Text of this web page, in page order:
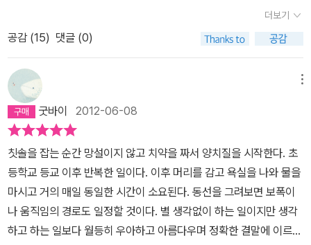
그녀의 이미지가 어쩌면 틀렸을지도 모른다는 예감이 드는 것이다.
또다시 전처를 찾아가 조언을 구해보지만, 이제 당신은 혼자야 라는
나였음을 어렴풋이 자각하는 토니 영감님. 대체 그의 기억들은 어디
까지 희석되어 있던 것인지.​카뮈와 니체를 읽는다던 절친의 독서 취
향에서 이미 그의 죽음은 예견되어 있었다. 윤리적 결정에 따른 행동
을 몸소 보여준 참 대단했던 친구. 자신보다 절친에게 끌렸던 전여친
이 이해가 안 될 것도 없었으나, 친구와의 비교로 심란해진 토니의 화
살은 어째서인지 V를 향하고만 있었다. 사실 이제 와서 지난 연인의
속을 뒤집고 치근덕대는 건 추잡한 복수심 따위가 아닌 그녀의 경멸
을 극복하기 위해서였다. 지금이라도 그녀가 자신을 잘못 보고 오해
했던 것으로 돌려놓고 싶어 했다. 그러나 자신이 저주했던 이의 불행
즐이 선명하게 보인다. 분명한 것은 << 예감은 틀리지 않는다 >> 라
는 의역 작명이 내용과는 전혀 어울리지 않는다는 점이다. 왜냐하면
주인공의 촉은 항상 틀렸기 때문이다. 차라리 << 그의 예감은 틀렸
다 >> 라고 의역해야 본문 내용과 일맥상통하는 구석이 있다. 주인공
은 모든 일에 둔해서 끝에 가서야 엄청난 사실을 깨닫게 된다. 나비의
날개짓이 걷잡을 수 없는 태풍이 되어 돌아왔다는 사실을 말이다. 그
러니까 원제 << THE SENSE OF AN ENDING >> 는 한치 앞도
못 보면서, 잘 알지도 못하면서, 난 참 빙딱'처럼 살았군요 ㅡ 라는 뉘
앙스'를 가진 제목이다. 굳이 직역이 아닌 의역을 할 바에는 << 나중
에 안 사실 >> 이나 << 뒤늦은 각성(예감) >> 이 적당할 것 같다. 아
님...... 말고 ! 소설 << 예감은 틀리지 않는다 >> 는 그리스 신화에 나
오는 벨레로폰의 편지 이야기를 차용한다. 편지'라는 소품은 배달 사
었다. 불취한 청춘이 보낸 답장이야 뻔하지 않겠는가. 험담 아닌 험담
을 늘어 놓았겠지. 더욱이 자신보다 잘난것 같은 에이드리언과 사귄
다니. 하지만 그것이 그의 자살 사유가 될 것이라고 생각하지 않았다.
왜냐하면 에이드리언은 그런 편지 따위는 그냥 아무렇지 않게 받아
들일 것이라고 생각, 예감했기 때문이다. 누구나 어느 유행가 가서처
럼 “시간을 돌릴 수만 있다면...”을 생각하게 된다. 그때 내가 좀 더 침
착하게 혹은 여유롭게, 때로는 차분하고 너그럽게 생각했다면 그런
어리석은 행동은 하지 않았을 텐데 생각할 것이다. 하지만 그런 만약
에 라는 얘기는 필요 없는 것이다. 토니가 신중하게 에이드리언에게
편지를 썼다면 어떻게 됐을까. 그리고 하필 왜, 친구와 사귀었던 여자
와 만나겠다고 에이드리언은 생각 했을까. 그의 알 수 없는 행동들로
그들의 결정에 어떤 의미를 담는 것도 불필요 한 것은 아닐지. ​​이 책의
다. 그 친구들 중에 가장 똑똑하고 지성인인 장래가 촉망되는 에이드
리언과는 달리 토니와 그 친구들은 문학과 섹스에 심취한다. 누구나
카를 향한 소유하고 싶었던 욕망과 싸워야 했던 젊은 날은 베로니카
가 에이드리언에게 호의를 보이자 토니는 이후의 모든 기억을 왜곡하
기 시작한다. 베로니카와 헤어진 후 토니의 삶은 여느 사람들의
그것과 다르지 않다. 결혼하였고 아이도 낳았고 이혼하였다. 그러나
베로니카의 어머니 포드여사가 남긴 유산으로 인해 토니는 자신의 왜
곡된 기억의 파편들을 주워 모으기 시작한다. 자살하기 전 에이드리
언에게 보낸 자신의 편지가 지워진 기억을 되살려 놓고 그제야 자신
의 삶에서 무엇을 지우고 살았는지를 깨닫는다. 이렇게 자신 앞에 정
체를 드러낸 삶의 명징성은 예순이 지난 토니를 자신의 ‘기억’에 기만
이 문장과 겨루려 드는 것과도 같은 작품들이기 때문이다. 그의 작품
들은 흔히들 역사와 진실 그리고 사랑을 보편적으로 다루고 있다고
말해진다. 그가 그렇게 역사 혹은 과거를 작품의 중심 테마로 가져오
는 이유는 바로 데뷔작이면서 반스 자신의 60년대 학창시절을 많이
반영하기도 했던 작품인 '메트로랜드'에서 드러나는데 그것은 68혁
명으로 상징되는, 기성세대의 가치관에 반발하여 모든 속물적 욕망으
로 부터 자유로운 순수한 이상을 꿈꾸었던 삶이 어쩌다가 이렇게 도
리어 속물적인 욕망에 지배당하는 삶으로 변해버리게 되었는지 그 이
유를 찾고자 함인 것이다. 즉 반스는 과거의 진실을 제대로 규명하면
현재적 삶마저 구원을 얻을 수 있는 것으로 여긴다. 그래서 그는 과거
에 깃들어있는 명확한 진실을 얻기 위해 분투한다. 때로는 '플로베르
의 앵무새'처럼 문학을 통해서 때로는 '10과 2분의1장으로 쓴 세계
더보기
공감 (15) 댓글 (0)
굿바이 2012-06-08
칫솔을 잡는 순간 망설이지 않고 치약을 짜서 양치질을 시작한다. 초
등학교 등교 이후 반복한 일이다. 이후 머리를 감고 욕실을 나와 물을
마시고 거의 매일 동일한 시간이 소요된다. 동선을 그려보면 보폭이
나 움직임의 경로도 일정할 것이다. 별 생각없이 하는 일이지만 생각
하고 하는 일보다 월등히 우아하고 아름다우며 정확한 결말에 이르는